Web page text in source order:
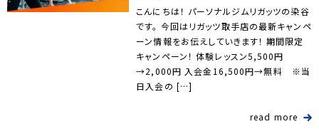
こんにちは！ パーソナルジムリガッツの染谷
です。 今回はリガッツ取手店の最新キャンペ
ーン情報をお伝えしていきます！ 期間限定
キャンペーン！ 体験レッスン5,500円
→2,000円 入会金16,500円→無料 ※当
日入会の […]
read more